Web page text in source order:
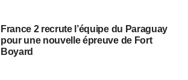
France 2 recrute l’équipe du Paraguay
pour une nouvelle épreuve de Fort
Boyard